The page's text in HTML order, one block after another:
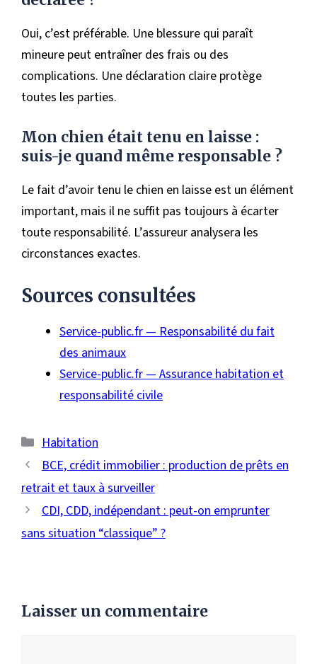
Oui, c’est préférable. Une blessure qui paraît
mineure peut entraîner des frais ou des
complications. Une déclaration claire protège
toutes les parties.
Mon chien était tenu en laisse :
suis-je quand même responsable ?
Le fait d’avoir tenu le chien en laisse est un élément
important, mais il ne suffit pas toujours à écarter
toute responsabilité. L’assureur analysera les
circonstances exactes.
Sources consultées
Service-public.fr — Responsabilité du fait
des animaux
Service-public.fr — Assurance habitation et
responsabilité civile
Catégories
Habitation
BCE, crédit immobilier : production de prêts en
retrait et taux à surveiller
CDI, CDD, indépendant : peut-on emprunter
sans situation “classique” ?
Laisser un commentaire